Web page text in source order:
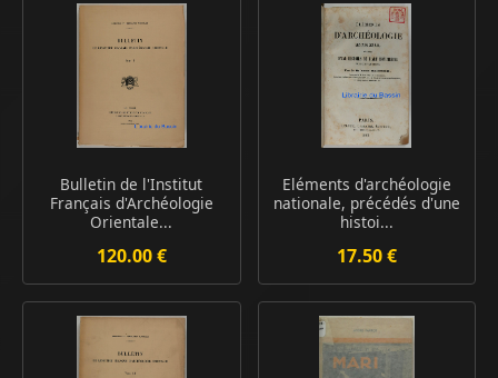
Bulletin de l'Institut
Français d'Archéologie
Orientale...
120.00 €
Eléments d'archéologie
nationale, précédés d'une
histoi...
17.50 €